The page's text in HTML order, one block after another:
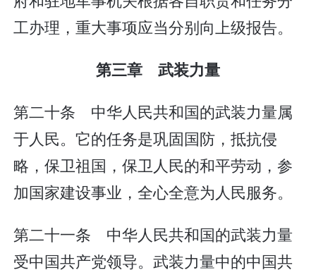
工办理，重大事项应当分别向上级报告。
第三章 武装力量
第二十条 中华人民共和国的武装力量属
于人民。它的任务是巩固国防，抵抗侵
略，保卫祖国，保卫人民的和平劳动，参
加国家建设事业，全心全意为人民服务。
第二十一条 中华人民共和国的武装力量
受中国共产党领导。武装力量中的中国共